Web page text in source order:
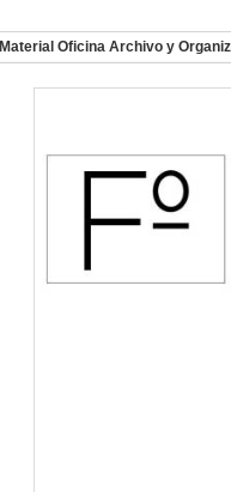
Material Oficina Archivo y